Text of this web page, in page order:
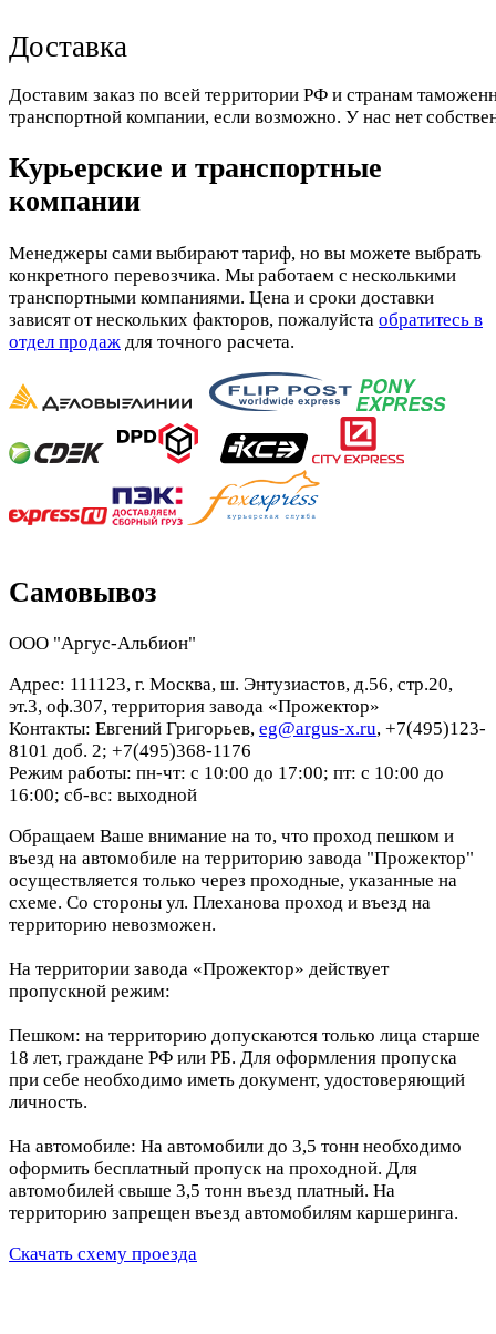
Доставка
Доставим заказ по всей территории РФ и странам
транспортной компании, если возможно. У нас нет
Курьерские и транспортные
компании
Менеджеры сами выбирают тариф, но вы можете выбрать
конкретного перевозчика. Мы работаем с несколькими
транспортными компаниями. Цена и сроки доставки
зависят от нескольких факторов, пожалуйста обратитесь в
отдел продаж для точного расчета.
Самовывоз
ООО "Аргус-Альбион"
Адрес: 111123, г. Москва, ш. Энтузиастов, д.56, стр.20,
эт.3, оф.307, территория завода «Прожектор»
Контакты: Евгений Григорьев, eg@argus-x.ru, +7(495)123-
8101 доб. 2; +7(495)368-1176
Режим работы: пн-чт: с 10:00 до 17:00; пт: с 10:00 до
16:00; сб-вс: выходной
Обращаем Ваше внимание на то, что проход пешком и
въезд на автомобиле на территорию завода "Прожектор"
осуществляется только через проходные, указанные на
схеме. Со стороны ул. Плеханова проход и въезд на
территорию невозможен.
На территории завода «Прожектор» действует
пропускной режим:
Пешком: на территорию допускаются только лица старше
18 лет, граждане РФ или РБ. Для оформления пропуска
при себе необходимо иметь документ, удостоверяющий
личность.
На автомобиле: На автомобили до 3,5 тонн необходимо
оформить бесплатный пропуск на проходной. Для
автомобилей свыше 3,5 тонн въезд платный. На
территорию запрещен въезд автомобилям каршеринга.
Скачать схему проезда